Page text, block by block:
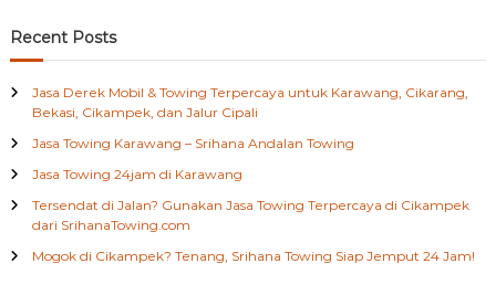
r
a
B
e
k
s
r
c
f
r
:
Recent Posts
Jasa Derek Mobil & Towing Terpercaya untuk Karawang, Cikarang,
Bekasi, Cikampek, dan Jalur Cipali
Jasa Towing Karawang – Srihana Andalan Towing
Jasa Towing 24jam di Karawang
Tersendat di Jalan? Gunakan Jasa Towing Terpercaya di Cikampek
dari SrihanaTowing.com
Mogok di Cikampek? Tenang, Srihana Towing Siap Jemput 24 Jam!